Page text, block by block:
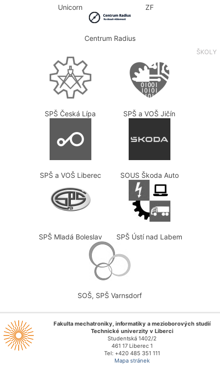
Unicorn ZF
Centrum Radius
ŠKOLY
SPŠ Česká Lípa SPŠ a VOŠ Jičín
SPŠ a VOŠ Liberec SOUS Škoda Auto
SPŠ Mladá Boleslav SPŠ Ústí nad Labem
SOŠ, SPŠ Varnsdorf
Fakulta mechatroniky, informatiky a mezioborových studií
Technické univerzity v Liberci
Studentská 1402/2
461 17 Liberec 1
Tel: +420 485 351 111
Mapa stránek